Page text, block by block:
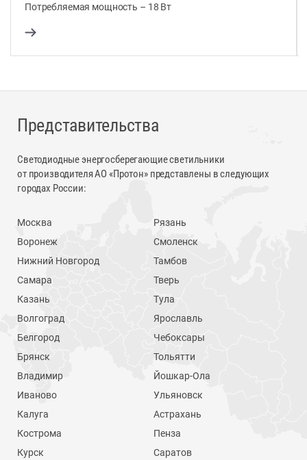
Потребляемая мощность – 18 Вт
Представительства
Светодиодные энергосберегающие светильники
от производителя АО «Протон» представлены в следующих
городах России:
Москва
Воронеж
Нижний Новгород
Самара
Казань
Волгоград
Белгород
Брянск
Владимир
Иваново
Калуга
Кострома
Курск
Рязань
Смоленск
Тамбов
Тверь
Тула
Ярославль
Чебоксары
Тольятти
Йошкар-Ола
Ульяновск
Астрахань
Пенза
Саратов